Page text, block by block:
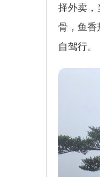
择外卖，
骨，鱼香
自驾行。